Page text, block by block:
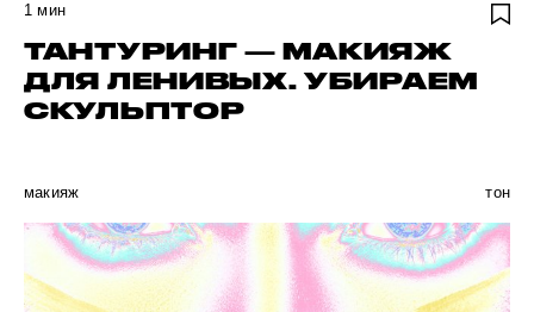
1 мин
ТАНТУРИНГ — МАКИЯЖ
ДЛЯ ЛЕНИВЫХ. УБИРАЕМ
СКУЛЬПТОР
макияж тон